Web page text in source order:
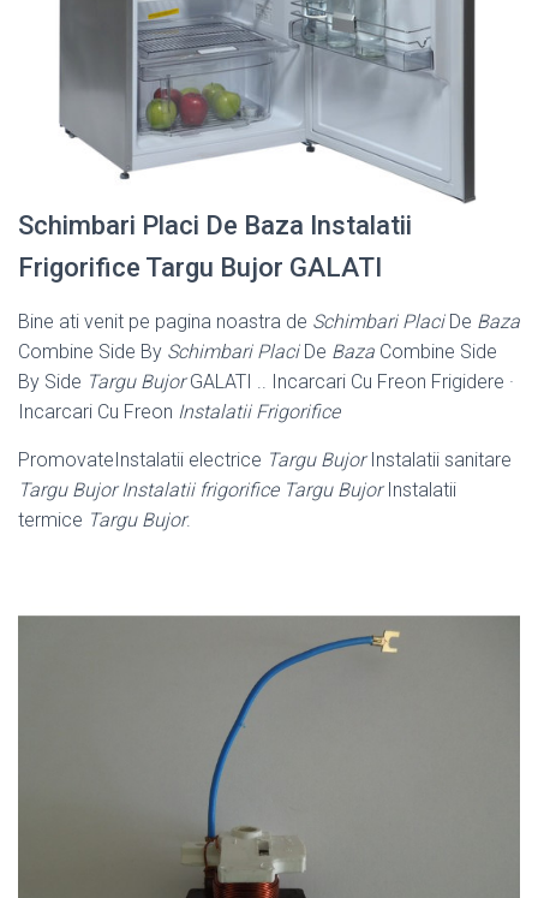
Schimbari Placi De Baza Instalatii
Frigorifice Targu Bujor GALATI
Bine ati venit pe pagina noastra de Schimbari PlaciDe Baza
Combine Side By Schimbari PlaciDe Baza Combine Side
By Side Targu BujorGALATI .. Incarcari Cu Freon Frigidere ·
Incarcari Cu Freon Instalatii Frigorifice
PromovateInstalatii electrice Targu BujorInstalatii sanitare
Targu Bujor Instalatii frigorifice Targu BujorInstalatii
termice Targu Bujor.